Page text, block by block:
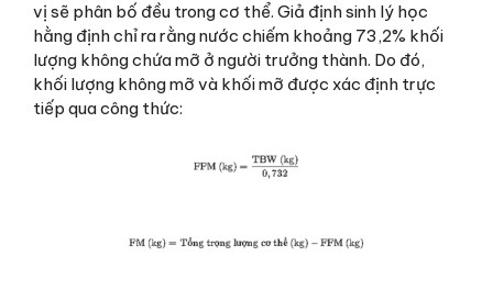
vị sẽ phân bố đều trong cơ thể. Giả định sinh lý học
hằng định chỉ ra rằng nước chiếm khoảng 73,2% khối
lượng không chứa mỡ ở người trưởng thành. Do đó,
khối lượng không mỡ và khối mỡ được xác định trực
tiếp qua công thức: